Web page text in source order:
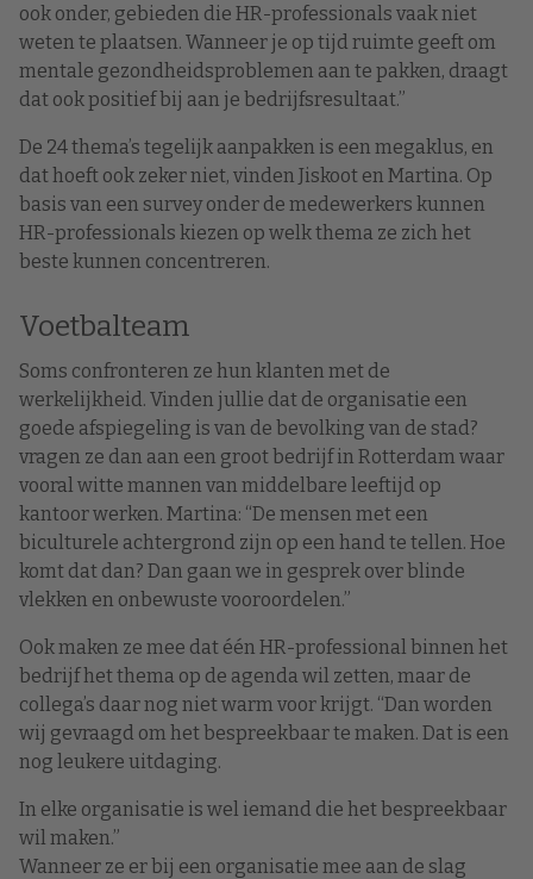
ook onder, gebieden die HR-professionals vaak niet
weten te plaatsen. Wanneer je op tijd ruimte geeft om
mentale gezondheidsproblemen aan te pakken, draagt
dat ook positief bij aan je bedrijfsresultaat.”
De 24 thema’s tegelijk aanpakken is een megaklus, en
dat hoeft ook zeker niet, vinden Jiskoot en Martina. Op
basis van een survey onder de medewerkers kunnen
HR-professionals kiezen op welk thema ze zich het
beste kunnen concentreren.
Voetbalteam
Soms confronteren ze hun klanten met de
werkelijkheid. Vinden jullie dat de organisatie een
goede afspiegeling is van de bevolking van de stad?
vragen ze dan aan een groot bedrijf in Rotterdam waar
vooral witte mannen van middelbare leeftijd op
kantoor werken. Martina: “De mensen met een
biculturele achtergrond zijn op een hand te tellen. Hoe
komt dat dan? Dan gaan we in gesprek over blinde
vlekken en onbewuste vooroordelen.”
Ook maken ze mee dat één HR-professional binnen het
bedrijf het thema op de agenda wil zetten, maar de
collega’s daar nog niet warm voor krijgt. “Dan worden
wij gevraagd om het bespreekbaar te maken. Dat is een
nog leukere uitdaging.
In elke organisatie is wel iemand die het bespreekbaar
wil maken.”
Wanneer ze er bij een organisatie mee aan de slag